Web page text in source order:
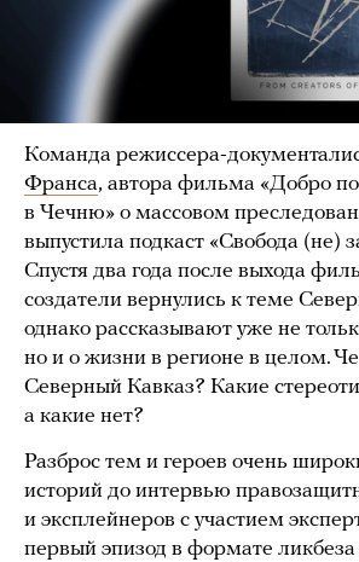
Команда режиссера-
Франса, автора фильма «Добро
в Чечню» о массовом
выпустила подкаст «Свобода (не)
Спустя два года после выхода
создатели вернулись к теме
однако рассказывают уже не
но и о жизни в регионе в целом.
Северный Кавказ? Какие
а какие нет?
Разброс тем и героев очень
историй до интервью
и эксплейнеров с участием
первый эпизод в формате ликбеза